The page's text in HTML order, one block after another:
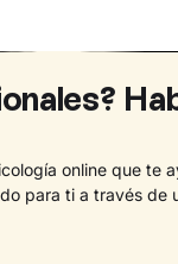
online que te
para ti a través de